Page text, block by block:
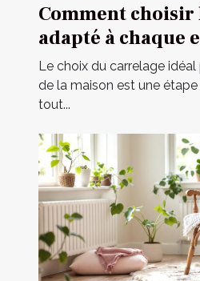
Comment
adapté à chaque
votre maison ?
Le choix du carrelage
de la maison est une
tout...